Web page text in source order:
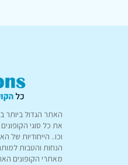
האתר הגדול ביותר
את כל סוגי
וכו.. הייחודיות של
הנחות והטבות
מאתרי הקופונים